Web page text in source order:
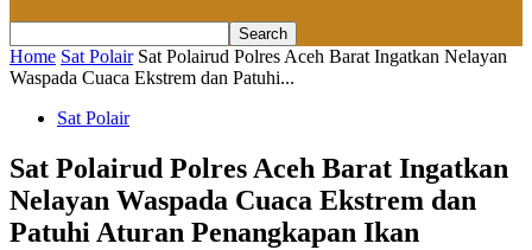
Home Sat Polair Sat Polairud Polres Aceh Barat Ingatkan Nelayan
Waspada Cuaca Ekstrem dan Patuhi...
Sat Polair
Sat Polairud Polres Aceh Barat Ingatkan
Nelayan Waspada Cuaca Ekstrem dan
Patuhi Aturan Penangkapan Ikan